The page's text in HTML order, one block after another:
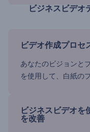
ビジネスビデオ
ビデオ作成プロセ
あなたのビジョンと
を使用して、白紙の
ビジネスビデオを
を改善